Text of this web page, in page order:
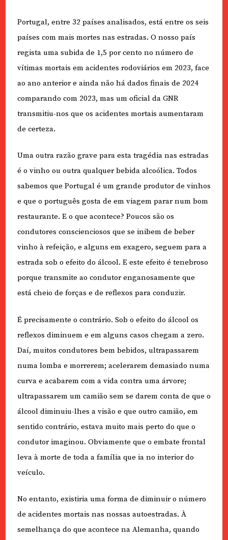
Portugal, entre 32 países analisados, está entre os seis
países com mais mortes nas estradas. O nosso país
regista uma subida de 1,5 por cento no número de
vítimas mortais em acidentes rodoviários em 2023, face
ao ano anterior e ainda não há dados finais de 2024
comparando com 2023, mas um oficial da GNR
transmitiu-nos que os acidentes mortais aumentaram
de certeza.
Uma outra razão grave para esta tragédia nas estradas
é o vinho ou outra qualquer bebida alcoólica. Todos
sabemos que Portugal é um grande produtor de vinhos
e que o português gosta de em viagem parar num bom
restaurante. E o que acontece? Poucos são os
condutores conscienciosos que se inibem de beber
vinho à refeição, e alguns em exagero, seguem para a
estrada sob o efeito do álcool. E este efeito é tenebroso
porque transmite ao condutor enganosamente que
está cheio de forças e de reflexos para conduzir.
É precisamente o contrário. Sob o efeito do álcool os
reflexos diminuem e em alguns casos chegam a zero.
Daí, muitos condutores bem bebidos, ultrapassarem
numa lomba e morrerem; acelerarem demasiado numa
curva e acabarem com a vida contra uma árvore;
ultrapassarem um camião sem se darem conta de que o
álcool diminuiu-lhes a visão e que outro camião, em
sentido contrário, estava muito mais perto do que o
condutor imaginou. Obviamente que o embate frontal
leva à morte de toda a família que ia no interior do
veículo.
No entanto, existiria uma forma de diminuir o número
de acidentes mortais nas nossas autoestradas. À
semelhança do que acontece na Alemanha, quando